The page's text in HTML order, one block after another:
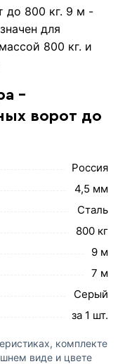
до 800 кг. 9 м -
для
800 кг. и
-
ворот до
Россия
4,5 мм
Сталь
800 кг
9 м
7 м
Серый
за 1 шт.
комплекте
виде и цвете